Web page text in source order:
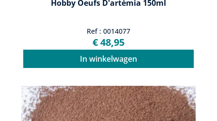
Hobby Oeufs D'artémia 150ml
Ref : 0014077
€ 48,95
In winkelwagen